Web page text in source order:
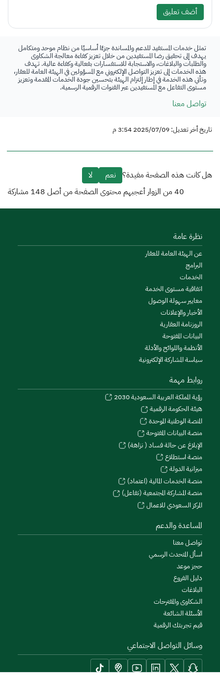
أضف تعليق
تمثل خدمات المستفيد للدعم والمساندة جزءًا أساسيًا من نظام موحد ومتكامل
يهدف إلى تحقيق رضا المستفيدين من خلال تعزيز كفاءة معالجة الشكاوى
والطلبات والبلاغات، والاستجابة للاستفسارات بفعالية وكفاءة عالية. تهدف
هذه الخدمات إلى تعزيز التواصل الإلكتروني مع المسؤولين في الهيئة العامة للعقار،
وتأتي هذه الخدمة في إطار إلتزام الهيئة بتحسين جودة الخدمات المقدمة وتعزيز
مستوى التفاعل مع المستفيدين عبر القنوات الرقمية الرسمية.
تواصل معنا
تاريخ أخر تعديل: 2025/07/09 3:54 م
هل كانت هذه الصفحة مفيدة؟ نعم
لا
40 من الزوار أعجبهم محتوى الصفحة من أصل 148 مشاركة
نظرة عامة
عن الهيئة العامة للعقار
البرامج
الخدمات
اتفاقية مستوى الخدمة
معايير سهولة الوصول
الأخبار والإعلانات
الروزنامة العقارية
البيانات المفتوحة
الأنظمة واللوائح والأدلة
سياسة المشاركة الإلكترونية
روابط مهمة
رؤية المملكة العربية السعودية 2030
هيئة الحكومة الرقمية
المنصة الوطنية الموحدة
منصة البيانات المفتوحة
الإبلاغ عن حالة فساد ( نزاهة)
منصة استطلاع
ميزانية الدولة
منصة الخدمات المالية (اعتماد)
منصة المشاركة المجتمعية (تفاعل)
المركز السعودي للاعمال
المساعدة والدعم
تواصل معنا
اسأل المتحدث الرسمي
حجز موعد
دليل الفروع
البلاغات
الشكاوى والمقترحات
الأسئلة الشائعة
قيم تجربتك الرقمية
وسائل التواصل الاجتماعي